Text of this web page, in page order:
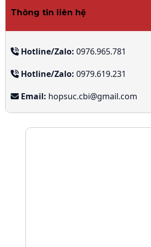
Thông tin liên hệ
Hotline/Zalo: 0976.965.781
Hotline/Zalo: 0979.619.231
Email: hopsuc.cbi@gmail.com